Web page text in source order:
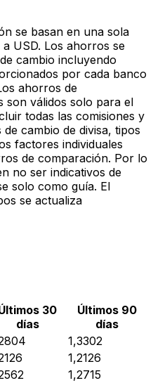
se basan en una sola
USD. Los ahorros se
cambio incluyendo
por cada banco
ahorros de
son válidos solo para el
todas las comisiones y
cambio de divisa, tipos
factores individuales
de comparación. Por lo
no ser indicativos de
solo como guía. El
se actualiza
30
días
Últimos 90
días
1,3302
1,2126
1,2715